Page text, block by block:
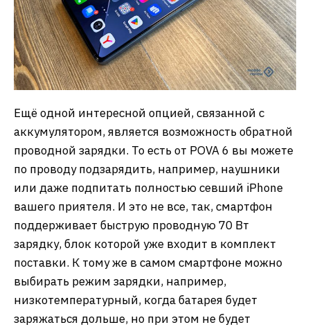
Ещё одной интересной опцией, связанной с
аккумулятором, является возможность обратной
проводной зарядки. То есть от POVA 6 вы можете
по проводу подзарядить, например, наушники
или даже подпитать полностью севший iPhone
вашего приятеля. И это не все, так, смартфон
поддерживает быструю проводную 70 Вт
зарядку, блок которой уже входит в комплект
поставки. К тому же в самом смартфоне можно
выбирать режим зарядки, например,
низкотемпературный, когда батарея будет
заряжаться дольше, но при этом не будет